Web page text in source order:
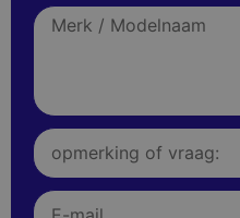
Merk
Opmerking
of
vraag:
E-